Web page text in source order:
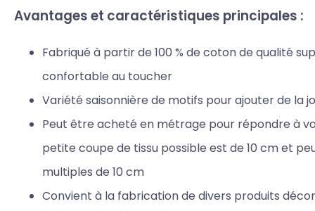
Avantages et caractéristiques principales :
Fabriqué à partir de 100 % de coton de qualité
confortable au toucher
Variété saisonnière de motifs pour ajouter de la
Peut être acheté en métrage pour répondre à
petite coupe de tissu possible est de 10 cm et
multiples de 10 cm
Convient à la fabrication de divers produits